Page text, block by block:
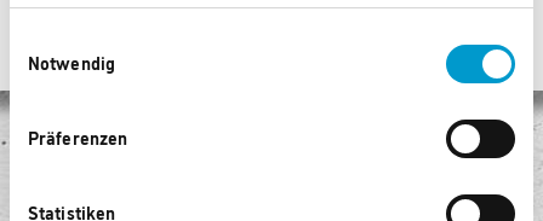
Notwendig
Präferenzen
Statistiken
Egal, wie viel Sie kaufen, Sie bezahlen keine Versandkosten!